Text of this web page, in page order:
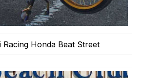
Racing Honda Beat Street